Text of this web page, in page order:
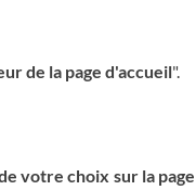
de la page d'accueil".
votre choix sur la page